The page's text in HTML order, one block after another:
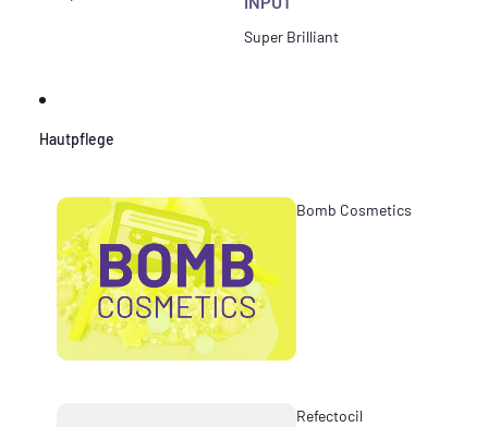
Super Brilliant
Hautpflege
Bomb Cosmetics
Refectocil